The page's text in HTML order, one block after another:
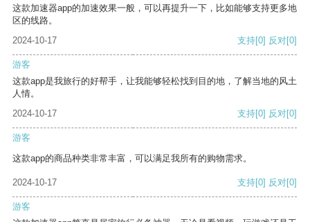
这款加速器app的加速效果一般，可以再提升一下，比如能够支持更多地
区的线路。
2024-10-17
支持[0] 反对[0]
游客
这款app是我旅行的好帮手，让我能够轻松找到目的地，了解当地的风土
人情。
2024-10-17
支持[0] 反对[0]
游客
这款app的商品种类非常丰富，可以满足我所有的购物需求。
2024-10-17 支持[0] 反对[0]
游客